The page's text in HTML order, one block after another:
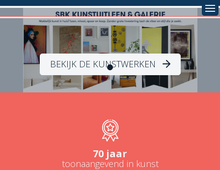
BEKIJK DE KUNSTWERKEN
70 jaar
toonaangevend in kunst